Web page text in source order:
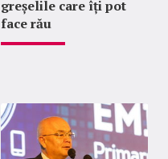
greșelile care îți pot
face rău